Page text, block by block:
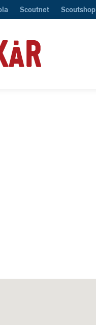
Scoutnet Scoutshop